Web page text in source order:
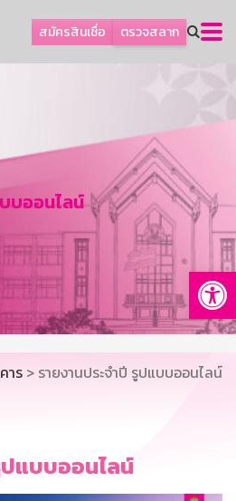
สมัครสินเชื่อ ตรวจสลาก
ย
TH
EN
บออนไลน์
าร > รายงานประจำปี รูปแบบออนไลน์
ปแบบออนไลน์